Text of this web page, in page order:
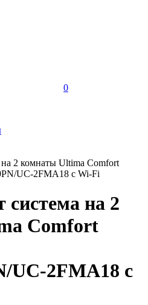
0
2 комнаты Ultima Comfort
UC-2FMA18 с Wi-Fi
на 2
Comfort
UC-2FMA18 с